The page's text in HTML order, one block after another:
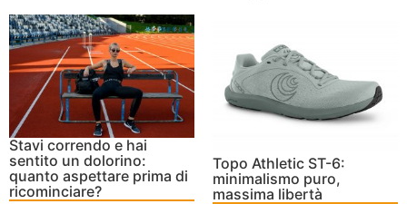
Stavi correndo e hai
sentito un dolorino:
quanto aspettare prima di
ricominciare?
Topo Athletic ST-6:
minimalismo puro,
massima libertà